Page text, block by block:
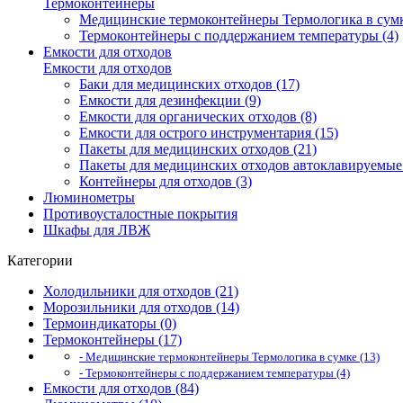
Термоконтейнеры
Медицинские термоконтейнеры Термологика в
Термоконтейнеры с поддержанием температуры (4)
Емкости для отходов
Емкости для отходов
Баки для медицинских отходов (17)
Емкости для дезинфекции (9)
Емкости для органических отходов (8)
Емкости для острого инструментария (15)
Пакеты для медицинских отходов (21)
Пакеты для медицинских отходов
Контейнеры для отходов (3)
Люминометры
Противоусталостные покрытия
Шкафы для ЛВЖ
Категории
Холодильники для отходов (21)
Морозильники для отходов (14)
Термоиндикаторы (0)
Термоконтейнеры (17)
- Медицинские термоконтейнеры Термологика в сумке (13)
- Термоконтейнеры с поддержанием температуры (4)
Емкости для отходов (84)